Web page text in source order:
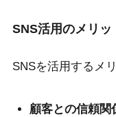
SNS活用のメリッ
SNSを活用するメ
顧客との信頼関